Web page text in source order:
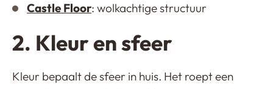
Castle Floor: wolkachtige structuur
2. Kleur en sfeer
Kleur bepaalt de sfeer in huis. Het roept een